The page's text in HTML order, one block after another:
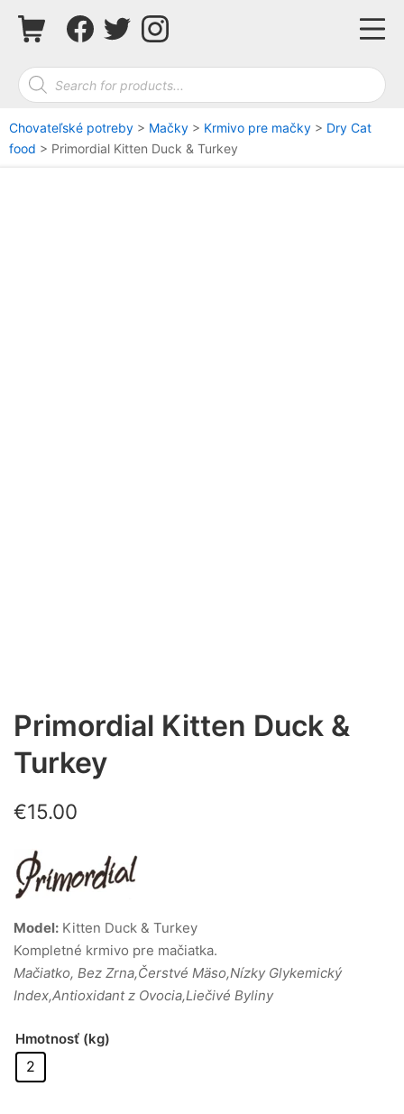
Shopping CartFacebook
TwitterInstagram
Products search
Chovateľské potreby > Mačky > Krmivo pre mačky > Dry Cat
food > Primordial Kitten Duck & Turkey
Primordial Kitten Duck &
Turkey
€15.00
Model: Kitten Duck & Turkey
Kompletné krmivo pre mačiatka.
Mačiatko, Bez Zrna,Čerstvé Mäso,Nízky Glykemický
Index,Antioxidant z Ovocia,Liečivé Byliny
Hmotnosť (kg)
2